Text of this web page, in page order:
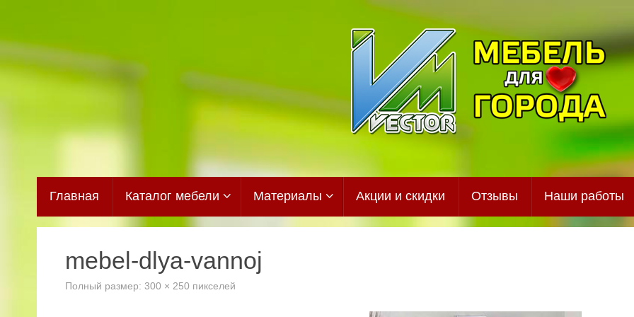
содержимому
Главная Каталог мебели Материалы Акции и скидки Отзывы Наши работы
mebel-dlya-vannoj
Полный размер: 300 × 250 пикселей